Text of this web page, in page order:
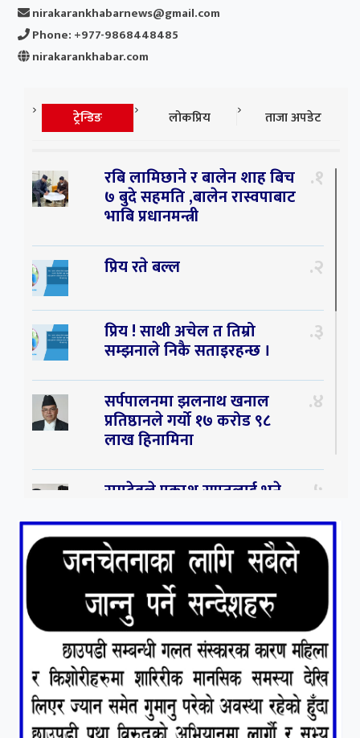
nirakarankhabarnews@gmail.com
Phone: +977-9868448485
nirakarankhabar.com
ट्रेन्डिङ लोकप्रिय ताजा अपडेट
रबि लामिछाने र बालेन शाह बिच
७ बुदे सहमति ,बालेन रास्वपाबाट
भाबि प्रधानमन्त्री
१
प्रिय रते बल्ल २
प्रिय ! साथी अचेल त तिम्रो
सम्झनाले निकै सताइरहन्छ ।
३
सर्पपालनमा झलनाथ खनाल
प्रतिष्ठानले गर्यो १७ करोड ९८
लाख हिनामिना
४
रामदेवले प्रकाश सपुतलाई भने
पनि ठूलो स्टार
५
संघियता खारेज हुनसक्छ,
झलनाथ खनाल
कृष्ण जन्माष्टमिको दिन जयगढमा
बृहत देउडा खेल हुँने
७
हामी पनि त उडाउछौ । ८